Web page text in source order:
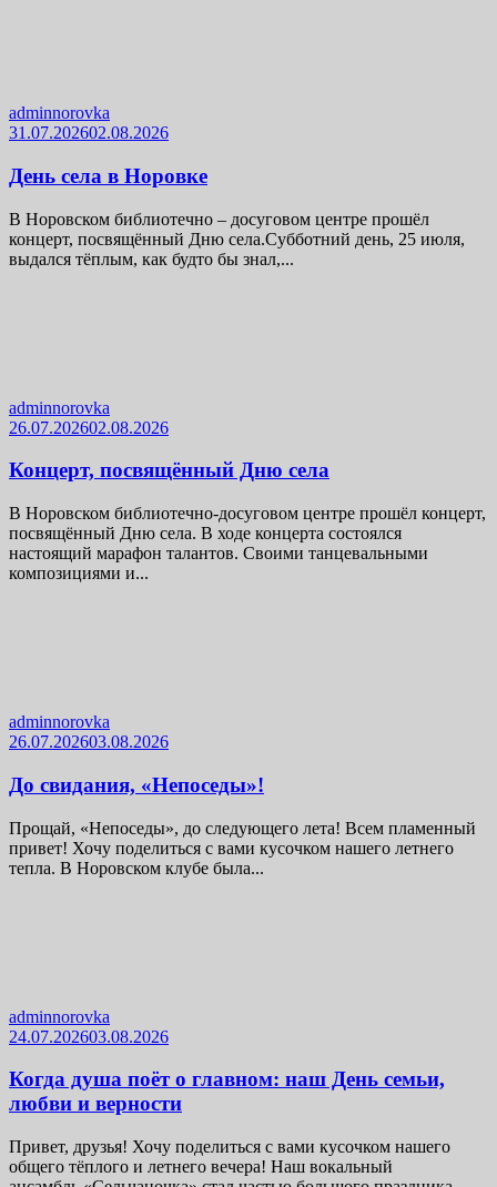
adminnorovka
31.07.202602.08.2026
День села в Норовке
В Норовском библиотечно – досуговом центре прошёл
концерт, посвящённый Дню села.Субботний день, 25 июля,
выдался тёплым, как будто бы знал,...
adminnorovka
26.07.202602.08.2026
Концерт, посвящённый Дню села
В Норовском библиотечно-досуговом центре прошёл концерт,
посвящённый Дню села. В ходе концерта состоялся
настоящий марафон талантов. Своими танцевальными
композициями и...
adminnorovka
26.07.202603.08.2026
До свидания, «Непоседы»!
Прощай, «Непоседы», до следующего лета! Всем пламенный
привет! Хочу поделиться с вами кусочком нашего летнего
тепла. В Норовском клубе была...
adminnorovka
24.07.202603.08.2026
Когда душа поёт о главном: наш День семьи,
любви и верности
Привет, друзья! Хочу поделиться с вами кусочком нашего
общего тёплого и летнего вечера! Наш вокальный